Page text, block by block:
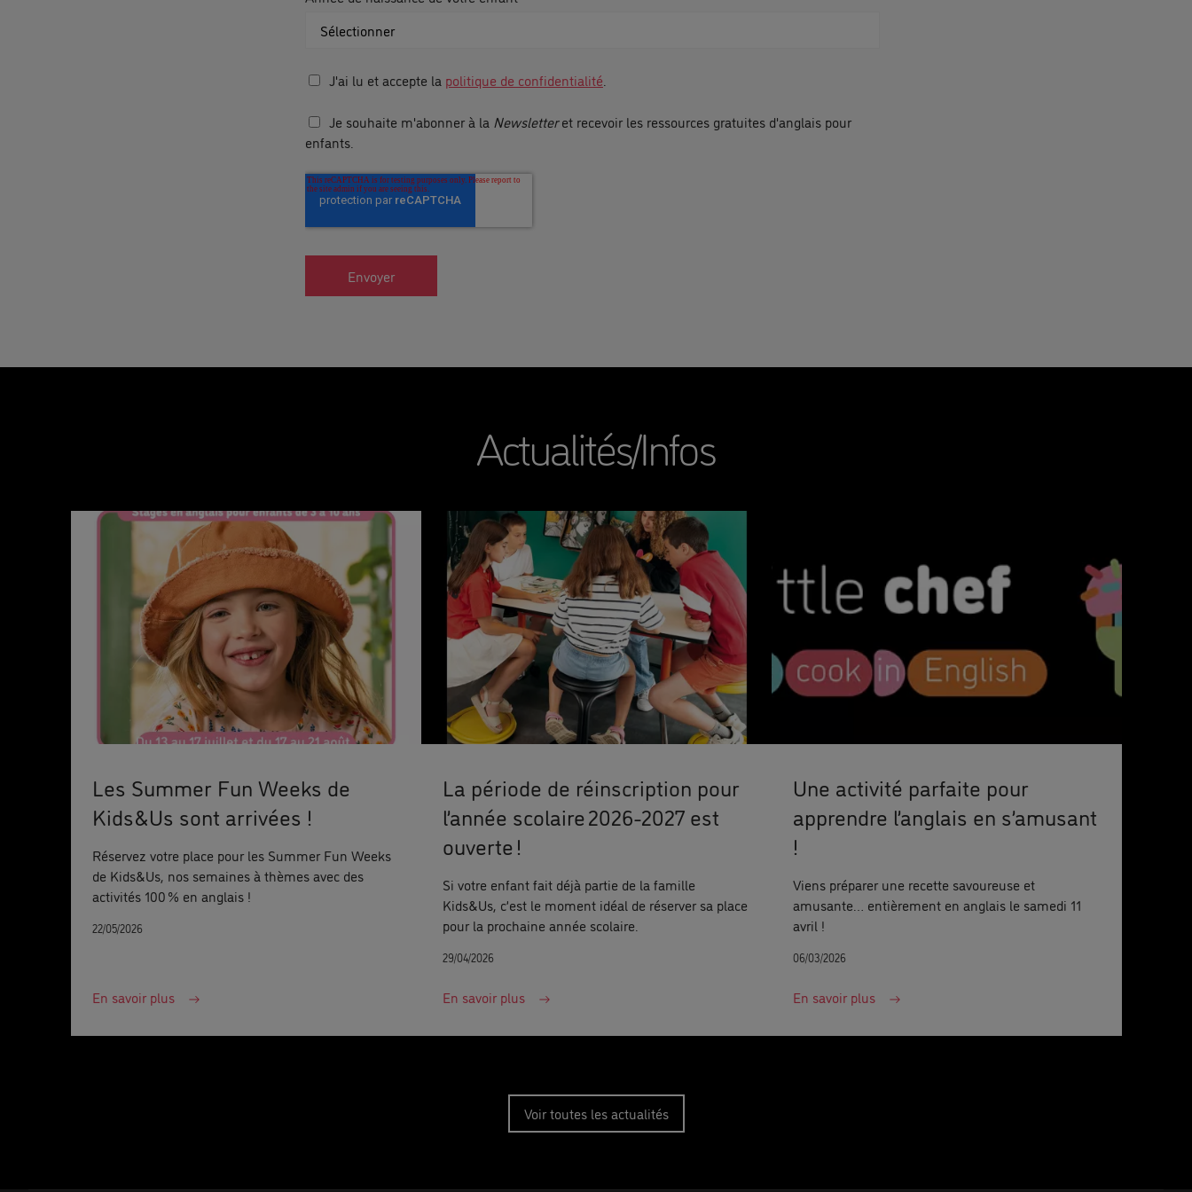
J'ai lu et accepte la politique de confidentialité
Je souhaite m'abonner à la Newsletteret recevoir les ressources gratuites d'anglais pour
enfants.
Actualités/Infos
Les Summer Fun Weeks de
Kids&Us sont arrivées !
Réservez votre place pour les Summer Fun Weeks
de Kids&Us, nos semaines à thèmes avec des
activités 100 % en anglais !
22/05/2026
En savoir plus
La période de réinscription pour
l’année scolaire 2026-2027 est
ouverte !
Si votre enfant fait déjà partie de la famille
Kids&Us, c’est le moment idéal de réserver sa place
pour la prochaine année scolaire.
29/04/2026
En savoir plus
Une activité parfaite pour
apprendre l’anglais en s’amusant
!
Viens préparer une recette savoureuse et
amusante… entièrement en anglais le samedi 11
avril !
06/03/2026
En savoir plus
Voir toutes les actualités